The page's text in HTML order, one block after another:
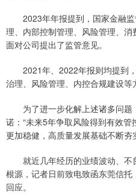
2023年年报提到，国家金融监
理、内部控制管理、风险管理、
面对公司提出了监管意见。
2021年、2022年报则均提到，
治理、风险管理、内控合规建设等
为了进一步化解上述诸多问题
诺：“未来5年争取风险得到有效
更加稳健，高质量发展基础不断夯
就近几年经历的业绩波动、不
根源，记者日前致电致函东莞信
回应。